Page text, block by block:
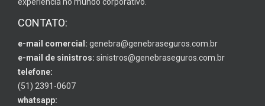
experiência no mundo corporativo.
CONTATO:
e-mail comercial: genebra@genebraseguros.com.br
e-mail de sinistros: sinistros@genebraseguros.com.br
telefone:
(51) 2391-0607
whatsapp: